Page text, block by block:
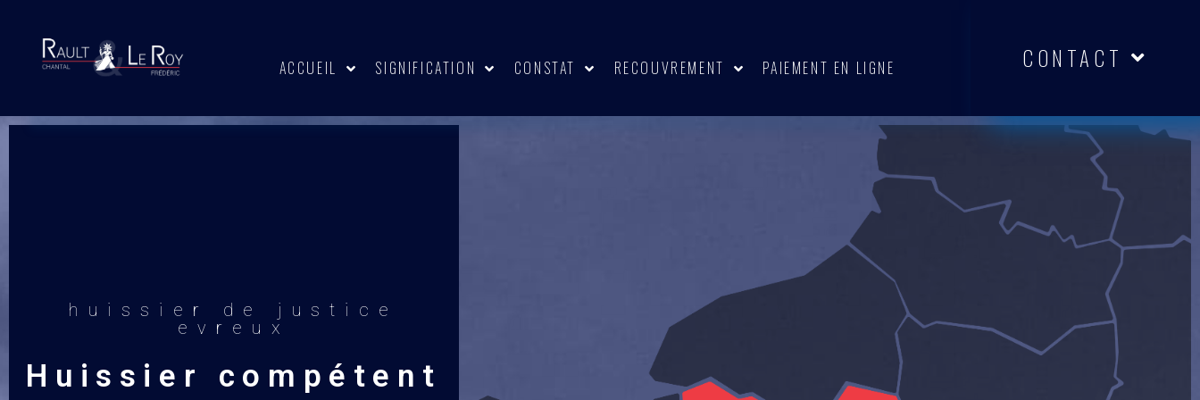
ACCUEIL SIGNIFICATION CONSTAT RECOUVREMENT PAIEMENT EN LIGNE CONTACT
huissier de justice
evreux
Huissier compétent